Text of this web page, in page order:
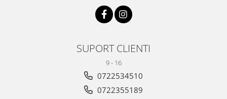
SUPORT CLIENTI
9 - 16
0722534510
0722355189